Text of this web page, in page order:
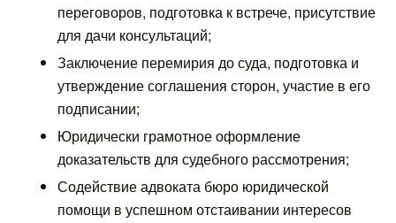
переговоров, подготовка к встрече, присутствие
для дачи консультаций;
Заключение перемирия до суда, подготовка и
утверждение соглашения сторон, участие в его
подписании;
Юридически грамотное оформление
доказательств для судебного рассмотрения;
Содействие адвоката бюро юридической
помощи в успешном отстаивании интересов